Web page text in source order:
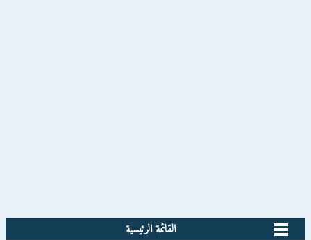
القائمة الرئيسية